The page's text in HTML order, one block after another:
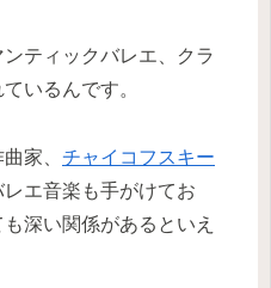
ティックバレエ、クラ
いるんです。
家、 チャイコフスキー
エ音楽も手がけてお
深い関係があるといえ